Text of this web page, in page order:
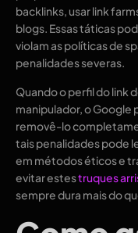
backlinks, usar link
blogs. Essas táticas
violam as políticas de
penalidades severas.
Quando o perfil do link
manipulador, o Google
removê-lo
tais penalidades pode
em métodos éticos e
evitar estestruques
sempre dura mais do